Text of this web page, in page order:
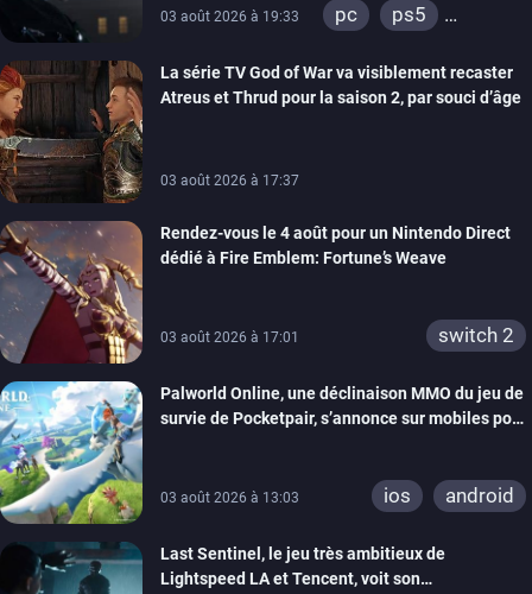
03 août 2026 à 19:33 pc
ps5
switch 2
La série TV God of War va visiblement recaster
Atreus et Thrud pour la saison 2, par souci d’âge
03 août 2026 à 17:37
Rendez-vous le 4 août pour un Nintendo Direct
dédié à Fire Emblem: Fortune’s Weave
03 août 2026 à 17:01 switch 2
Palworld Online, une déclinaison MMO du jeu de
survie de Pocketpair, s’annonce sur mobiles pour
03 août 2026 à 13:03 ios android
Last Sentinel, le jeu très ambitieux de
Lightspeed LA et Tencent, voit son